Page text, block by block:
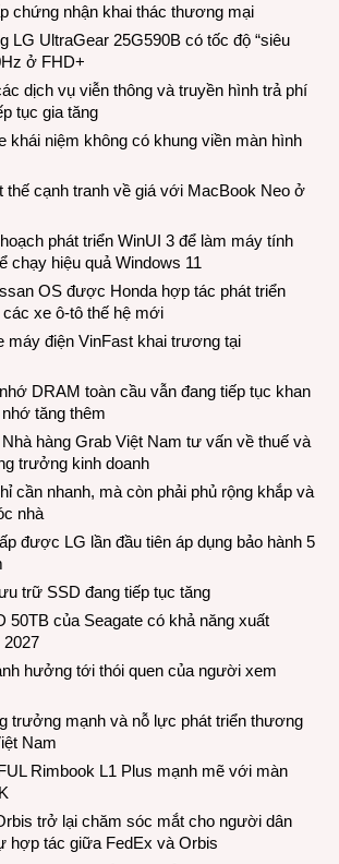
chứng nhận khai thác thương mại
LG UltraGear 25G590B có tốc độ “siêu
ở FHD+
dịch vụ viễn thông và truyền hình trả phí
tục gia tăng
khái niệm không có khung viền màn hình
thế cạnh tranh về giá với MacBook Neo ở
phát triển WinUI 3 để làm máy tính
chạy hiệu quả Windows 11
OS được Honda hợp tác phát triển
xe ô-tô thế hệ mới
máy điện VinFast khai trương tại
DRAM toàn cầu vẫn đang tiếp tục khan
tăng thêm
hàng Grab Việt Nam tư vấn về thuế và
trưởng kinh doanh
cần nhanh, mà còn phải phủ rộng khắp và
nhà
được LG lần đầu tiên áp dụng bảo hành 5
trữ SSD đang tiếp tục tăng
50TB của Seagate có khả năng xuất
hưởng tới thói quen của người xem
trưởng mạnh và nỗ lực phát triển thương
Nam
Rimbook L1 Plus mạnh mẽ với màn
trở lại chăm sóc mắt cho người dân
hợp tác giữa FedEx và Orbis